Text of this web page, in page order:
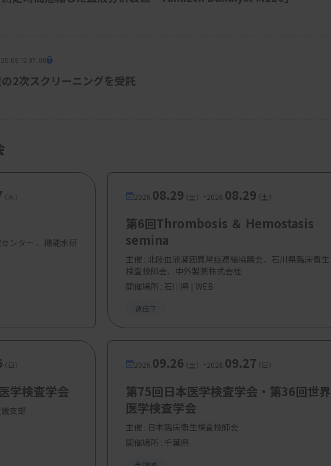
07:00
2次スクリーニングを受託
（木）
ンター 、機能水研
2026. 08.29（土） -2026. 08.29（土）
第6回Thrombosis ＆ Hemostasis
semina
主催 : 北陸血液凝固異常症連絡協議会、石川県臨床衛生
検査技師会、中外製薬株式会社
開催場所 : 石川県 | WEB
遺伝子
（日）
学検査学会
支部
2026. 09.26（土） -2026. 09.27（日）
第75回日本医学検査学会・第36回世界
医学検査学会
主催 : 日本臨床衛生検査技師会
開催場所 : 千葉県